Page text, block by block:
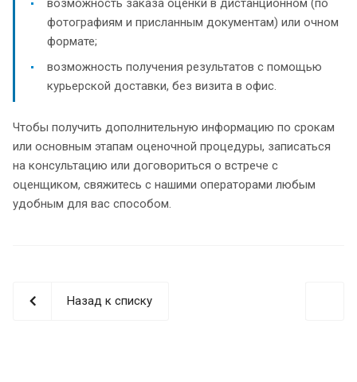
возможность заказа оценки в дистанционном (по
фотографиям и присланным документам) или очном
формате;
возможность получения результатов с помощью
курьерской доставки, без визита в офис.
Чтобы получить дополнительную информацию по срокам
или основным этапам оценочной процедуры, записаться
на консультацию или договориться о встрече с
оценщиком, свяжитесь с нашими операторами любым
удобным для вас способом.
Назад к списку